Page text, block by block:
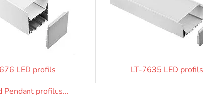
LED profils LT-7635 LED profils
Pendant profilus...